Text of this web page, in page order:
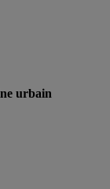
urbain